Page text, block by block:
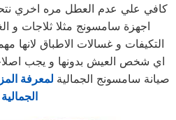
كافي علي عدم العطل مره اخري
اجهزة سامسونج مثلا ثلاجات و
التكيفات و غسالات الاطباق لانها
اي شخص العيش بدونها و يجب
صيانة سامسونج الجمالية لمعرفة
الجمالية